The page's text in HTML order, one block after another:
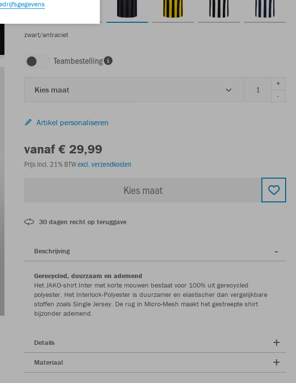
zwart/antraciet
Teambestelling
Kies maat
+
-
Artikel personaliseren
vanaf € 29,99
Prijs incl. 21% BTWexcl. verzendkosten
Kies maat
30 dagen recht op teruggave
Beschrijving
Gerecycled, duurzaam en ademend
Het JAKO-shirt Inter met korte mouwen bestaat voor 100% uit gerecycled
polyester. Het Interlock-Polyester is duurzamer en elastischer dan vergelijkbare
stoffen zoals Single Jersey. De rug in Micro-Mesh maakt het gestreepte shirt
bijzonder ademend.
Details
Materiaal